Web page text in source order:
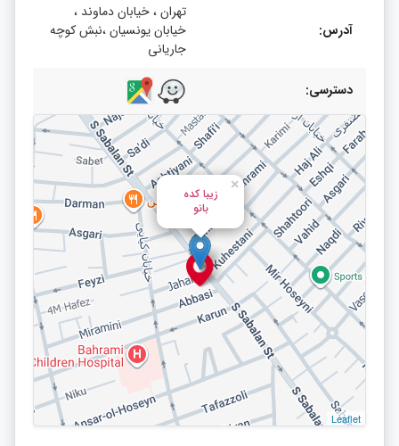
آدرس:
تهران ، خیابان دماوند ،
خیابان یونسیان ،نبش کوچه
جاریانی
دسترسی:
زیبا کده
بانو
×
Leaflet